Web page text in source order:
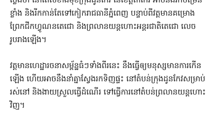
ខ្លាំង និងរីកកាន់តែទៅកៀករាជធានីភ្នំពេញ បន្ទាប់ពីវត្ដមានគម្រោង
ព្រែកជីកហ្វូណនតេជោ និងព្រលានយន្ដហោះអន្ដរជាតិតេជោ លេច
រូបរាងឡើង។
វត្តមានហេដ្ឋារចនាសម្ព័ន្ឋធំៗទាំងពីរនេះ នឹងធ្វើឲ្យមនុស្សមានការកើន
ឡើង ហើយអាចនឹងនាំគ្នាស្វែងរកទិញផ្ទះ នៅតំបន់ក្រុងដូនកែវសម្រាប់
រស់នៅ និងងាយស្រួលធ្វើដំណើរ ទៅធ្វើការនៅតំបន់ព្រលានយន្ដហោះ
វិញ។